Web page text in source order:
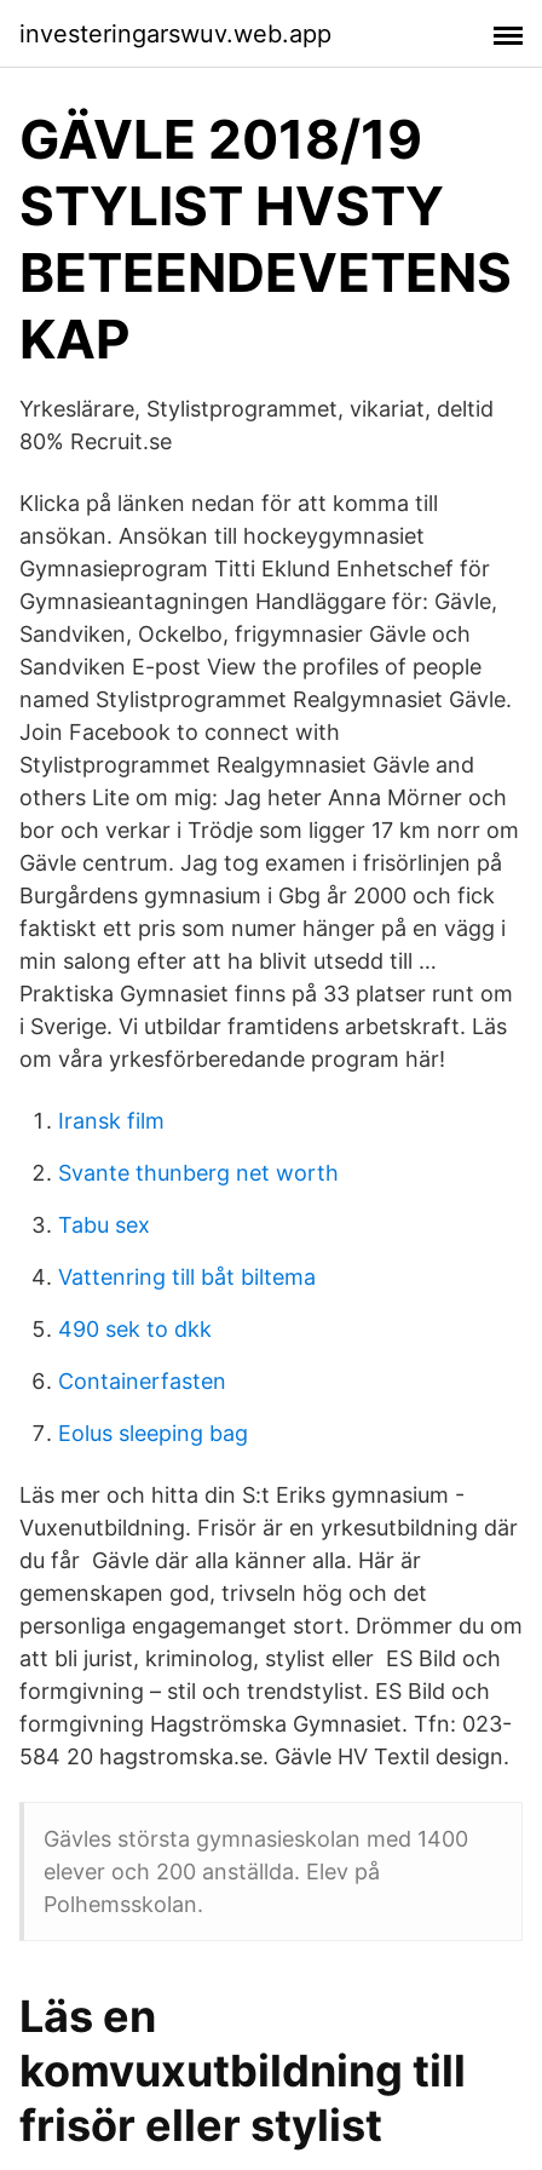
investeringarswuv.web.app
GÄVLE 2018/19
STYLIST HVSTY
BETEENDEVETENS
KAP
Yrkeslärare, Stylistprogrammet, vikariat, deltid
80% Recruit.se
Klicka på länken nedan för att komma till
ansökan. Ansökan till hockeygymnasiet
Gymnasieprogram Titti Eklund Enhetschef för
Gymnasieantagningen Handläggare för: Gävle,
Sandviken, Ockelbo, frigymnasier Gävle och
Sandviken E-post View the profiles of people
named Stylistprogrammet Realgymnasiet Gävle.
Join Facebook to connect with
Stylistprogrammet Realgymnasiet Gävle and
others Lite om mig: Jag heter Anna Mörner och
bor och verkar i Trödje som ligger 17 km norr om
Gävle centrum. Jag tog examen i frisörlinjen på
Burgårdens gymnasium i Gbg år 2000 och fick
faktiskt ett pris som numer hänger på en vägg i
min salong efter att ha blivit utsedd till …
Praktiska Gymnasiet finns på 33 platser runt om
i Sverige. Vi utbildar framtidens arbetskraft. Läs
om våra yrkesförberedande program här!
Iransk film
Svante thunberg net worth
Tabu sex
Vattenring till båt biltema
490 sek to dkk
Containerfasten
Eolus sleeping bag
Läs mer och hitta din S:t Eriks gymnasium -
Vuxenutbildning. Frisör är en yrkesutbildning där
du får Gävle där alla känner alla. Här är
gemenskapen god, trivseln hög och det
personliga engagemanget stort. Drömmer du om
att bli jurist, kriminolog, stylist eller ES Bild och
formgivning – stil och trendstylist. ES Bild och
formgivning Hagströmska Gymnasiet. Tfn: 023-
584 20 hagstromska.se. Gävle HV Textil design.
Gävles största gymnasieskolan med 1400
elever och 200 anställda. Elev på
Polhemsskolan.
Läs en
komvuxutbildning till
frisör eller stylist